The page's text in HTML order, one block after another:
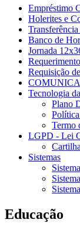
Empréstimo
Holerites e
Banco de
Jornada
Requisição
Tecnologia
Plano
Termo
LGPD - Lei
Sistemas
Educação